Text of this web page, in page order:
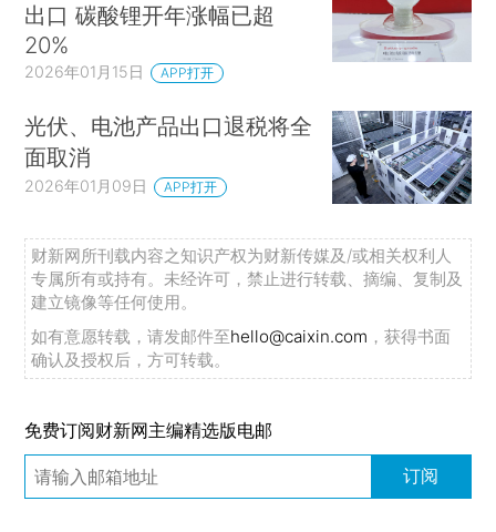
出口 碳酸锂开年涨幅已超
20%
2026年01月15日 APP打开
光伏、电池产品出口退税将全
面取消
2026年01月09日 APP打开
财新网所刊载内容之知识产权为财新传媒及/或相关权利人
专属所有或持有。未经许可，禁止进行转载、摘编、复制及
建立镜像等任何使用。
如有意愿转载，请发邮件至hello@caixin.com ，获得书面
确认及授权后，方可转载。
免费订阅财新网主编精选版电邮
订阅